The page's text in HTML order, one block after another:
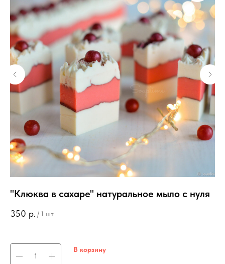
"Клюква в сахаре" натуральное мыло с нуля
350 р. / 1 шт
В корзину